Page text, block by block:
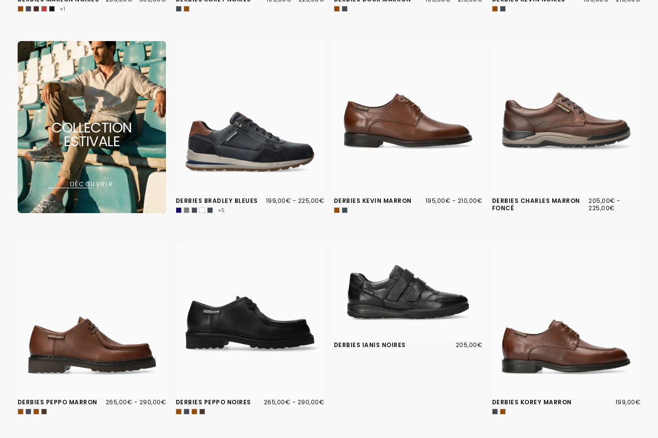
+1
COLLECTION
ESTIVALE
DÉCOUVRIR
DERBIES BRADLEY BLEUES
199,00€
PRIX
199,00€ - PRIX
225,00€
+5
DERBIES KEVIN MARRON 195,00€
PRIX
195,00€ - PRIX
210,00€
DERBIES CHARLES MARRON
FONCÉ
205,00€
PRIX
MINIMUM
205,00€ -
225,00€
DERBIES PEPPO MARRON 265,00€
PRIX
265,00€ - PRIX
290,00€ DERBIES PEPPO NOIRES 265,00€
PRIX
265,00€ - PRIX
290,00€
DERBIES IANIS NOIRES 205,00€
PRIX
205,00€
DERBIES KOREY MARRON 199,00€
PRIX
199,00€